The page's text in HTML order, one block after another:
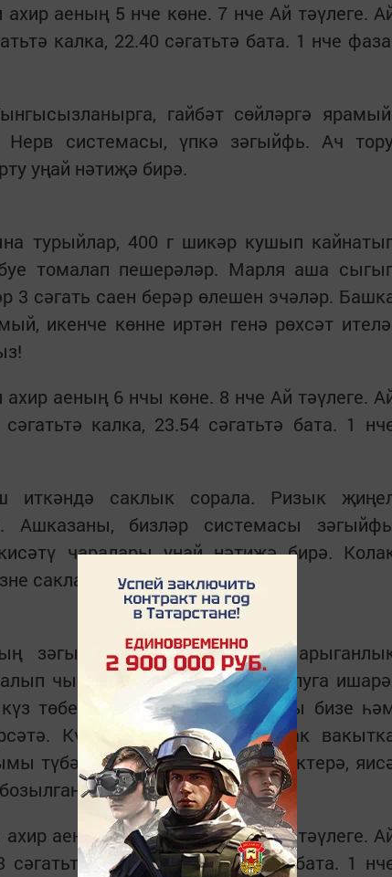
аеның 5 нче көне. 7 нче Ай тәүлеге.
калка, 22.40 сәгатьтә бата. 1 нче
гайбәт сөйләргә
системасы, үпкә зәгыйфь. Ач
уңай нәтиҗә бирә.
турыйлар, 400 г шикәр кушып
томалап пешерәләр. Марля аша
3 сәгать саен берәр өлешен эчәләр.
икенче көнне иртән генә рөхсәт
аеның 6 нчы көне. 8 нче Ай тәүлеге.
калка, 23.54 сәгатьтә бата. 1
иткәндә саклык сорала. Ризык
Ашказаны, бизләр системасы
чаралары уңай нәтиҗә бирә.
саклау мөһим.
зәгыйфь­ләнүе һәм хроник
чыгуы – бавыр авыруы булуга
төбе шешү – ашказаны асты бизе
Күз төбенең каралуы озак
түбән, яки йокысызлык интектерә,
аеның 7 нче көне. 9 нчы Ай тәүлеге.
калка, 00.18 сәгатьтә бата. 1